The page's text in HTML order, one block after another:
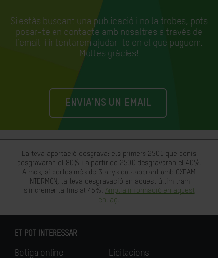
Si estàs buscant una publicació i no la trobes, pots
posar-te en contacte amb nosaltres a través de
l'email i intentarem ajudar-te en el que puguem.
Moltes gràcies!
ENVIA'NS UN EMAIL
La teva aportació desgrava: els primers 250€ que donis
desgravaran el 80% i a partir de 250€ desgravaran el 40%.
A més, si portes més de 3 anys col·laborant amb OXFAM
INTERMÓN, la teva desgravació en aquest últim tram
s'incrementa fins al 45%. Amplia informació en aquest
enllaç.
ET POT INTERESSAR
Botiga online
Licitacions